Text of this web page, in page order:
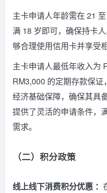
主卡申请人年龄需在 21
满 18 岁即可，确保持卡
够合理使用信用卡并享受
主卡申请人最低年收入为
RM3,000 的定期存款保
经济基础保障，确保其具
提供了灵活的申请条件，
需求。
（二）积分政策
线上线下消费积分优惠 ：